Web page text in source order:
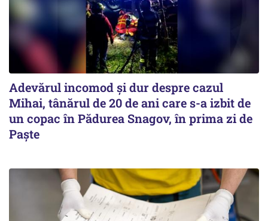
Adevărul incomod și dur despre cazul
Mihai, tânărul de 20 de ani care s-a izbit de
un copac în Pădurea Snagov, în prima zi de
Paște